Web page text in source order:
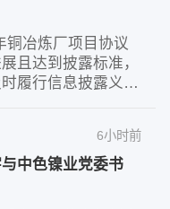
铜冶炼厂项目协议
且达到披露标准，
履行信息披露义
6小时前
中色镍业党委书